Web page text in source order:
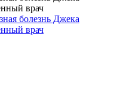
врач
болезнь Джека
врач